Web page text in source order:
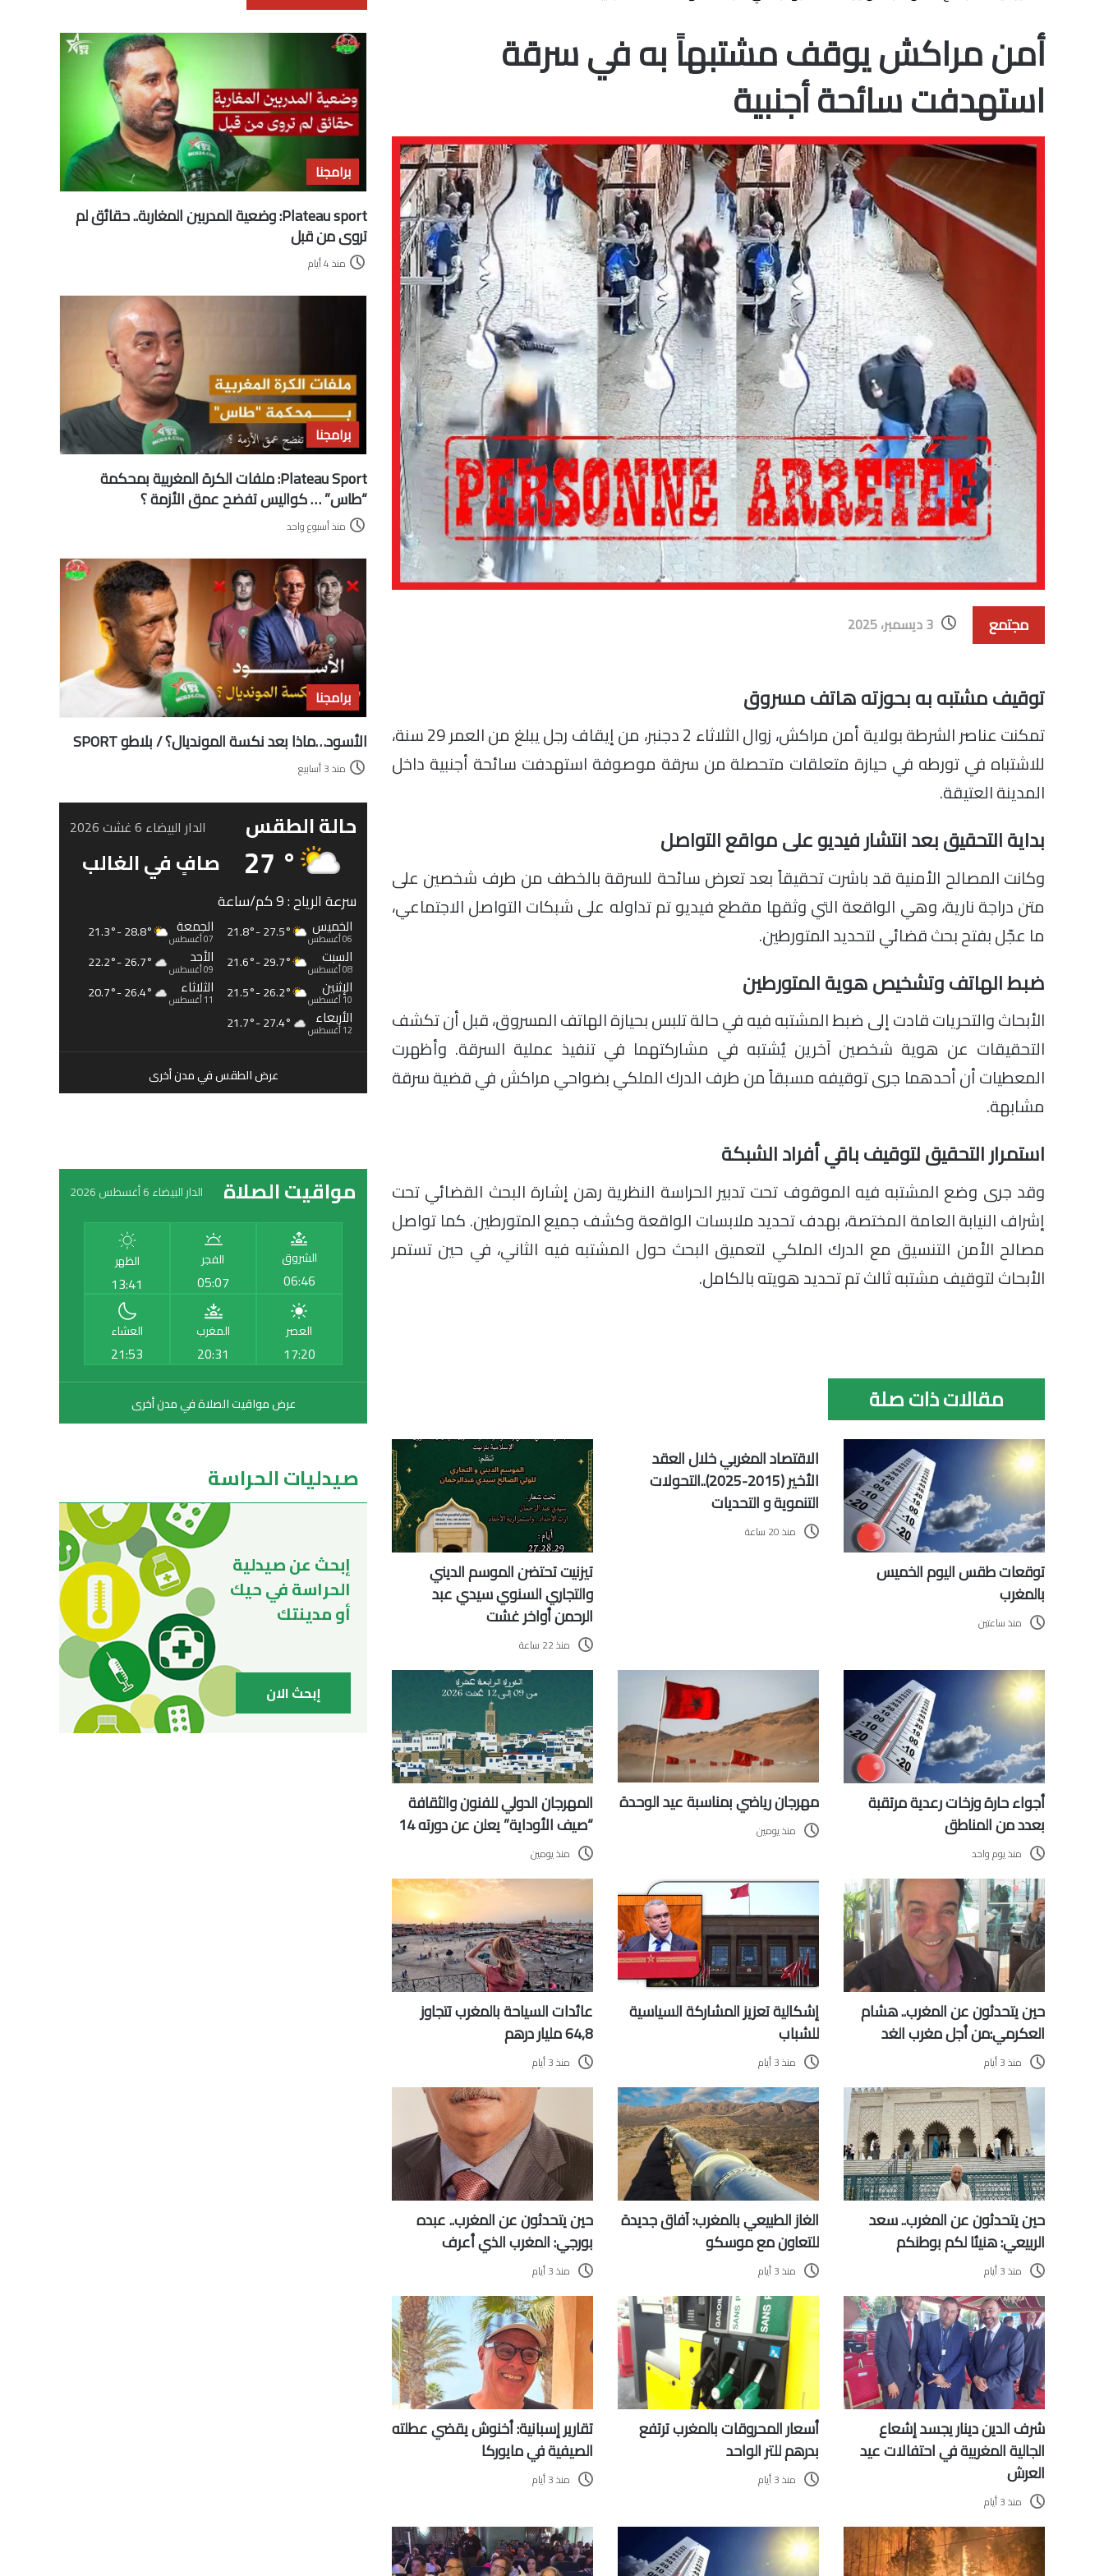
أمن مراكش يوقف مشتبهاً به في سرقة
استهدفت سائحة أجنبية
مجتمع 3 ديسمبر، 2025
توقيف مشتبه به بحوزته هاتف مسروق
تمكنت عناصر الشرطة بولاية أمن مراكش، زوال الثلاثاء 2 دجنبر، من إيقاف رجل يبلغ من العمر 29 سنة،
للاشتباه في تورطه في حيازة متعلقات متحصلة من سرقة موصوفة استهدفت سائحة أجنبية داخل
المدينة العتيقة.
بداية التحقيق بعد انتشار فيديو على مواقع التواصل
وكانت المصالح الأمنية قد باشرت تحقيقاً بعد تعرض سائحة للسرقة بالخطف من طرف شخصين على
متن دراجة نارية، وهي الواقعة التي وثقها مقطع فيديو تم تداوله على شبكات التواصل الاجتماعي،
ما عجّل بفتح بحث قضائي لتحديد المتورطين.
ضبط الهاتف وتشخيص هوية المتورطين
الأبحاث والتحريات قادت إلى ضبط المشتبه فيه في حالة تلبس بحيازة الهاتف المسروق، قبل أن تكشف
التحقيقات عن هوية شخصين آخرين يُشتبه في مشاركتهما في تنفيذ عملية السرقة. وأظهرت
المعطيات أن أحدهما جرى توقيفه مسبقاً من طرف الدرك الملكي بضواحي مراكش في قضية سرقة
مشابهة.
استمرار التحقيق لتوقيف باقي أفراد الشبكة
وقد جرى وضع المشتبه فيه الموقوف تحت تدبير الحراسة النظرية رهن إشارة البحث القضائي تحت
إشراف النيابة العامة المختصة، بهدف تحديد ملابسات الواقعة وكشف جميع المتورطين. كما تواصل
مصالح الأمن التنسيق مع الدرك الملكي لتعميق البحث حول المشتبه فيه الثاني، في حين تستمر
الأبحاث لتوقيف مشتبه ثالث تم تحديد هويته بالكامل.
مقالات ذات صلة
توقعات طقس اليوم الخميس
بالمغرب
منذ ساعتين
الاقتصاد المغربي خلال العقد
الأخير (2015-2025)..التحولات
التنموية و التحديات
منذ 20 ساعة
تيزنيت تحتضن الموسم الديني
والتجاري السنوي سيدي عبد
الرحمن أواخر غشت
منذ 22 ساعة
أجواء حارة وزخات رعدية مرتقبة
بعدد من المناطق
منذ يوم واحد
مهرجان رياضي بمناسبة عيد الوحدة
منذ يومين
المهرجان الدولي للفنون والثقافة
“صيف الأوداية” يعلن عن دورته 14
منذ يومين
حين يتحدثون عن المغرب.. هشام
العكرمي:من أجل مغرب الغد
منذ 3 أيام
إشكالية تعزيز المشاركة السياسية
للشباب
منذ 3 أيام
عائدات السياحة بالمغرب تتجاوز
64,8 مليار درهم
منذ 3 أيام
حين يتحدثون عن المغرب.. سعد
الربيعي: هنيئا لكم بوطنكم
منذ 3 أيام
الغاز الطبيعي بالمغرب: آفاق جديدة
للتعاون مع موسكو
منذ 3 أيام
حين يتحدثون عن المغرب.. عبده
بورجي: المغرب الذي أعرف
منذ 3 أيام
شرف الدين دينار يجسد إشعاع
الجالية المغربية في احتفالات عيد
العرش
منذ 3 أيام
أسعار المحروقات بالمغرب ترتفع
بدرهم للتر الواحد
منذ 3 أيام
تقارير إسبانية: أخنوش يقضي عطلته
الصيفية في مايوركا
منذ 3 أيام
برامجنا
Plateau sport: وضعية المدربين المغاربة.. حقائق لم
تروى من قبل
منذ 4 أيام
برامجنا
Plateau Sport: ملفات الكرة المغربية بمحكمة
“طاس” … كواليس تفضح عمق الأزمة ؟
منذ أسبوع واحد
برامجنا
الأسود…ماذا بعد نكسة المونديال؟ / بلاطو SPORT
منذ 3 أسابيع